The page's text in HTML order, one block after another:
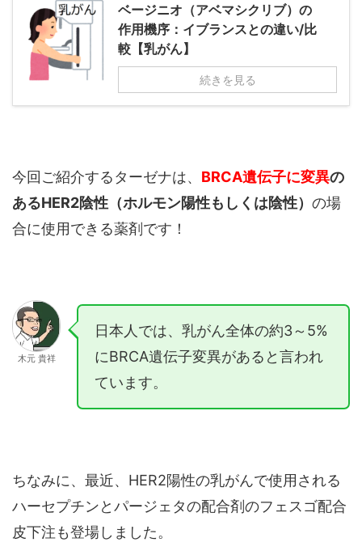
ベージニオ（アベマシクリブ）の
作用機序：イブランスとの違い/比
較【乳がん】
続きを見る
今回ご紹介するターゼナは、 BRCA遺伝子に変異の
あるHER2陰性（ホルモン陽性もしくは陰性） の場
合に使用できる薬剤です！
木元 貴祥
日本人では、乳がん全体の約3～5%
にBRCA遺伝子変異があると言われ
ています。
ちなみに、最近、HER2陽性の乳がんで使用される
ハーセプチンとパージェタの配合剤のフェスゴ配合
皮下注も登場しました。